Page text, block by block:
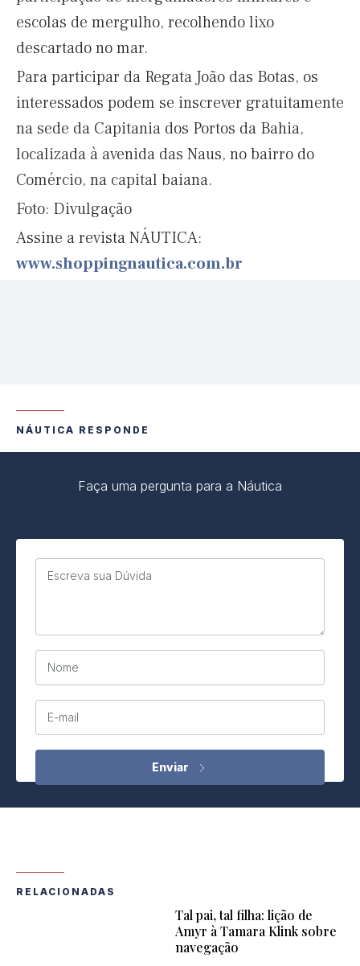
escolas de mergulho, recolhendo lixo
descartado no mar.
Para participar da Regata João das Botas, os
interessados podem se inscrever gratuitamente
na sede da Capitania dos Portos da Bahia,
localizada à avenida das Naus, no bairro do
Comércio, na capital baiana.
Foto: Divulgação
Assine a revista NÁUTICA:
www.shoppingnautica.com.br
NÁUTICA RESPONDE
Faça uma pergunta para a Náutica
Escreva sua Dúvida
Nome
E-mail
RELACIONADAS
Tal pai, tal filha: lição de
Amyr à Tamara Klink sobre
navegação